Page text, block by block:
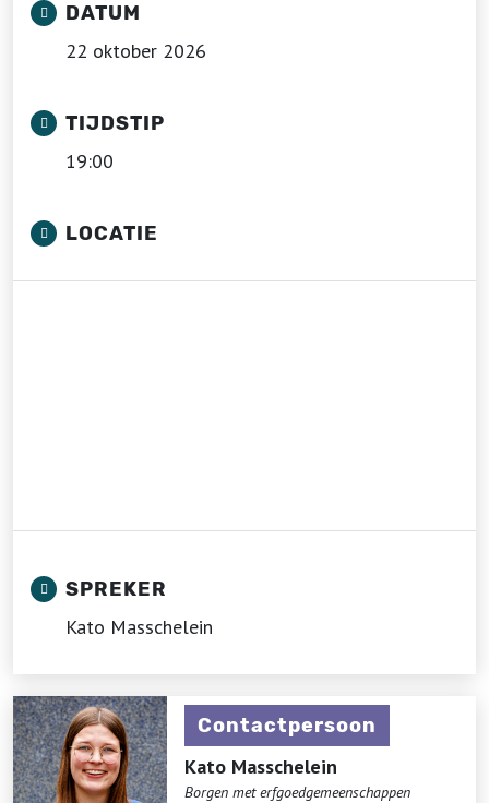
DATUM
22 oktober 2026
TIJDSTIP
19:00
LOCATIE
SPREKER
Kato Masschelein
Contactpersoon
Kato Masschelein
Borgen met erfgoedgemeenschappen